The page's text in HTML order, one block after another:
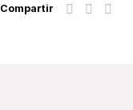
Compartir